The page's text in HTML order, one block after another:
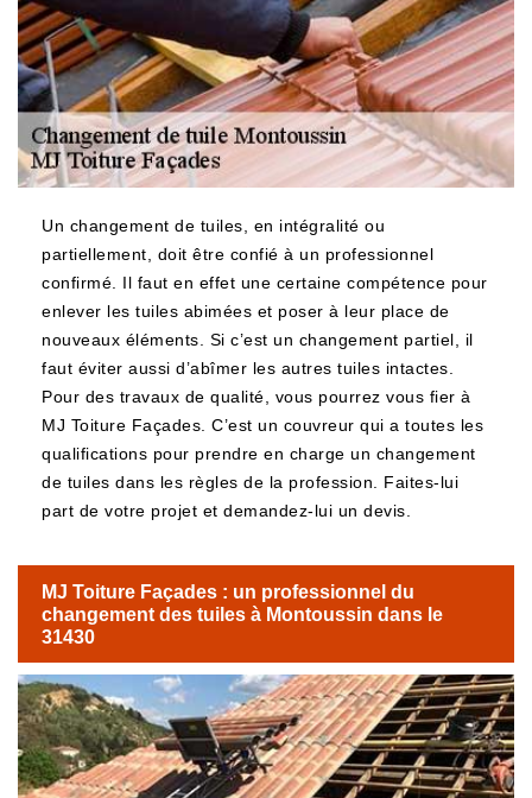
Un changement de tuiles, en intégralité ou
partiellement, doit être confié à un professionnel
confirmé. Il faut en effet une certaine compétence pour
enlever les tuiles abimées et poser à leur place de
nouveaux éléments. Si c’est un changement partiel, il
faut éviter aussi d’abîmer les autres tuiles intactes.
Pour des travaux de qualité, vous pourrez vous fier à
MJ Toiture Façades. C’est un couvreur qui a toutes les
qualifications pour prendre en charge un changement
de tuiles dans les règles de la profession. Faites-lui
part de votre projet et demandez-lui un devis.
MJ Toiture Façades : un professionnel du
changement des tuiles à Montoussin dans le
31430